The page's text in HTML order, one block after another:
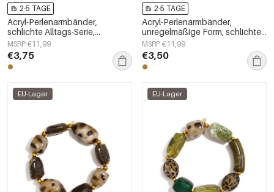
2-5 TAGE
Acryl-Perlenarmbänder,
schlichte Alltags-Serie,
Damenschmuck
MSRP €11,99
€3,75
2-5 TAGE
Acryl-Perlenarmbänder,
unregelmäßige Form, schlichte
Alltagsserie, Damenschmuck
MSRP €11,99
€3,50
EU-Lager EU-Lager